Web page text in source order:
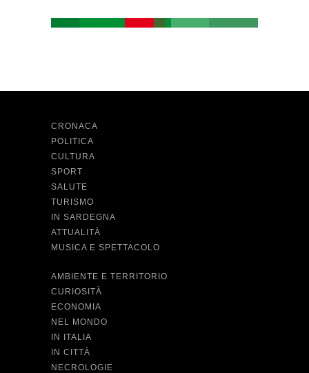
CRONACA
POLITICA
CULTURA
SPORT
SALUTE
TURISMO
IN SARDEGNA
ATTUALITÀ
MUSICA E SPETTACOLO
AMBIENTE E TERRITORIO
CURIOSITÀ
ECONOMIA
NEL MONDO
IN ITALIA
IN CITTÀ
NECROLOGIE